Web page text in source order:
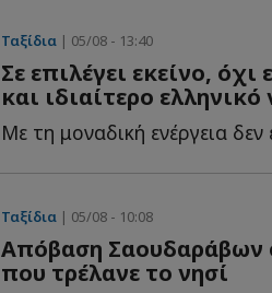
Ταξίδια | 05/08 - 13:40
Σε επιλέγει εκείνο,
και ιδιαίτερο ελληνικό
Mε τη μοναδική ενέργεια δεν
Ταξίδια | 05/08 - 10:08
Απόβαση Σαουδαράβων
που τρέλανε το νησί